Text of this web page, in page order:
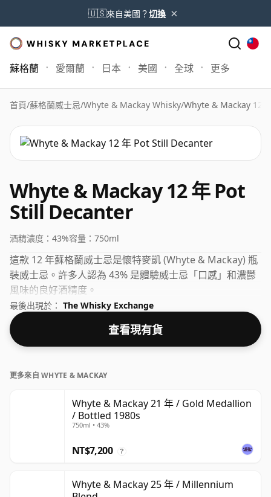
🇺🇸來自美國？切換 ×
蘇格蘭 愛爾蘭 日本 美國 全球 更多
首頁/蘇格蘭威士忌/Whyte & Mackay Whisky/Whyte & Mackay 12
Whyte & Mackay 12 年 Pot
Still Decanter
酒精濃度： 43%容量： 750ml
這款 12 年蘇格蘭威士忌是懷特麥凱 (Whyte & Mackay) 瓶
裝威士忌。許多人認為 43% 是體驗威士忌「口感」和濃鬱
風味的良好酒精度。
最後出現於： The Whisky Exchange
查看現有貨
更多來自 WHYTE & MACKAY
Whyte & Mackay 21 年 / Gold Medallion
/ Bottled 1980s
750ml • 43%
NT$7,200 ?
Whyte & Mackay 25 年 / Millennium